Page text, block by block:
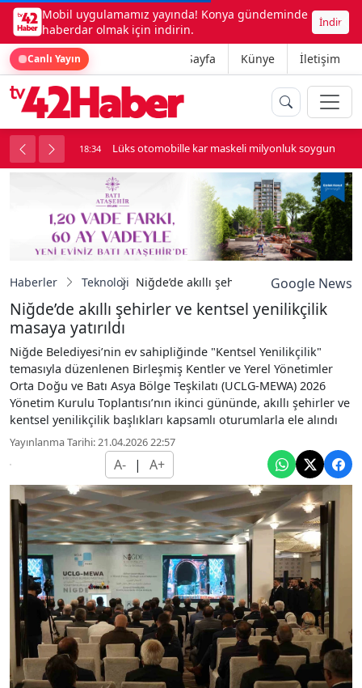
Mobil uygulamamız yayında! Konya gündeminde
haberdar olmak için indirin.
İndir
Canlı Yayın Ana Sayfa Künye İletişim
kavga çıktı 18:34 Lüks otomobille kar maskeli milyonluk soygun
Haberler Teknoloji Niğde’de akıllı şehirler ve kentsel
Google News
Niğde’de akıllı şehirler ve kentsel yenilikçilik
masaya yatırıldı
Niğde Belediyesi’nin ev sahipliğinde "Kentsel Yenilikçilik"
temasıyla düzenlenen Birleşmiş Kentler ve Yerel Yönetimler
Orta Doğu ve Batı Asya Bölge Teşkilatı (UCLG-MEWA) 2026
Yönetim Kurulu Toplantısı’nın ikinci gününde, akıllı şehirler ve
kentsel yenilikçilik başlıkları kapsamlı oturumlarla ele alındı
Yayınlanma Tarihi: 21.04.2026 22:57
A- | A+